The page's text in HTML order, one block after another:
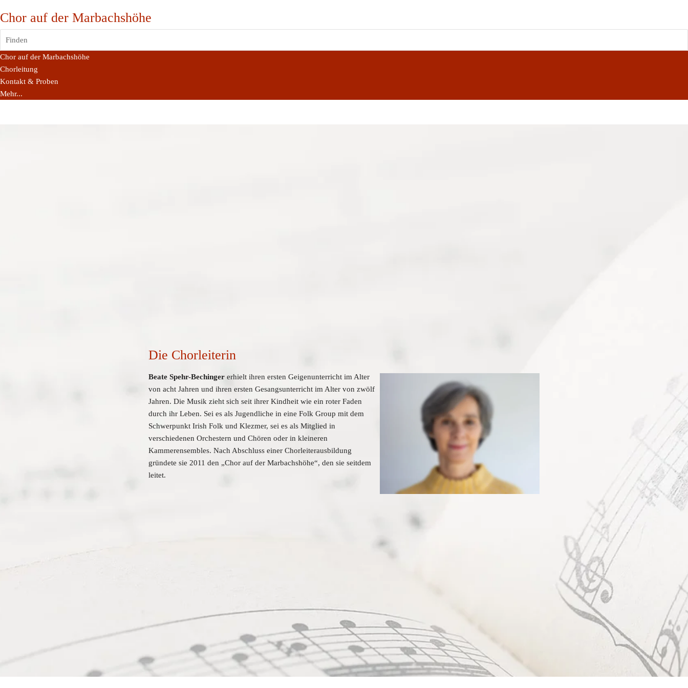
Chor auf der Marbachshöhe
Finden
Chor auf der Marbachshöhe
Chorleitung
Kontakt & Proben
Mehr...
Die Chorleiterin
Beate Spehr-Bechinger erhielt ihren ersten Geigenunterricht im Alter
von acht Jahren und ihren ersten Gesangsunterricht im Alter von zwölf
Jahren. Die Musik zieht sich seit ihrer Kindheit wie ein roter Faden
durch ihr Leben. Sei es als Jugendliche in eine Folk Group mit dem
Schwerpunkt Irish Folk und Klezmer, sei es als Mitglied in
verschiedenen Orchestern und Chören oder in kleineren
Kammerensembles. Nach Abschluss einer Chorleiterausbildung
gründete sie 2011 den „Chor auf der Marbachshöhe“, den sie seitdem
leitet.